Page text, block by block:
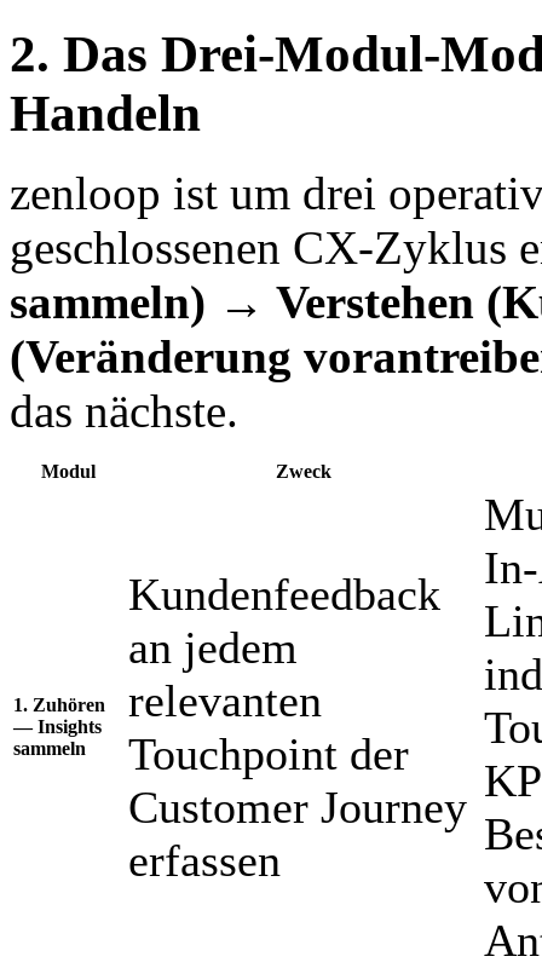
2. Das Drei-Modul-
Handeln
zenloop ist um drei
geschlossenen CX-Zyklus
sammeln) → Verstehen
(Veränderung
das nächste.
Modul Zweck
1. Zuhören
— Insights
sammeln
Kundenfeedback
an jedem
relevanten
Touchpoint der
Customer Journey
erfassen